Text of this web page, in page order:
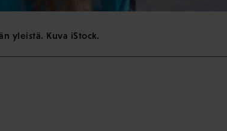
yleistä. Kuva iStock.